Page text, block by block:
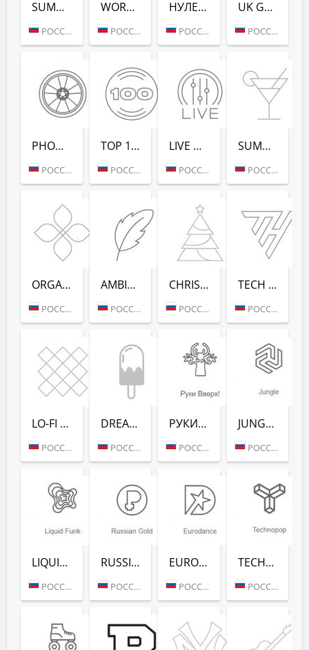
SUMMER LOUNGE - РАДИО РЕКОРД
РОССИЯ (МОСКВА)
WORKOUT - РАДИО РЕКОРД
РОССИЯ (МОСКВА)
НУЛЕВЫХ (РАДИО РЕКОРД)
РОССИЯ (САНКТ-ПЕТЕРБУРГ)
UK GARAGE (РАДИО РЕКОРД)
РОССИЯ (МОСКВА)
PHONK (РАДИО РЕКОРД)
РОССИЯ (МОСКВА)
TOP 100 EDM (РАДИО РЕКОРД)
РОССИЯ (МОСКВА)
LIVE DJ-SETS (РАДИО РЕКОРД)
РОССИЯ (МОСКВА)
SUMMER DANCE (РАДИО РЕКОРД)
РОССИЯ (МОСКВА)
ORGANIC (РАДИО РЕКОРД)
РОССИЯ (МОСКВА)
AMBIENT (РАДИО РЕКОРД)
РОССИЯ (МОСКВА)
CHRISTMAS (РАДИО РЕКОРД)
РОССИЯ (МОСКВА)
TECH HOUSE (РАДИО РЕКОРД)
РОССИЯ (МОСКВА)
LO-FI (РАДИО РЕКОРД)
РОССИЯ (МОСКВА)
DREAM POP (РАДИО РЕКОРД)
РОССИЯ (МОСКВА)
РУКИ ВВЕРХ! (РАДИО РЕКОРД)
РОССИЯ (МОСКВА)
JUNGLE (РАДИО РЕКОРД)
РОССИЯ (МОСКВА)
LIQUID FUNK (РАДИО РЕКОРД)
РОССИЯ (МОСКВА)
RUSSIAN GOLD (РАДИО РЕКОРД)
РОССИЯ (МОСКВА)
EURODANCE (РАДИО РЕКОРД)
РОССИЯ (МОСКВА)
TECHNOPOP (РАДИО РЕКОРД)
РОССИЯ (МОСКВА)